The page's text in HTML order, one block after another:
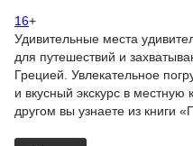
16+
Удивительные места
для путешествий и
Грецией. Увлекательное
и вкусный экскурс в
другом вы узнаете из книги